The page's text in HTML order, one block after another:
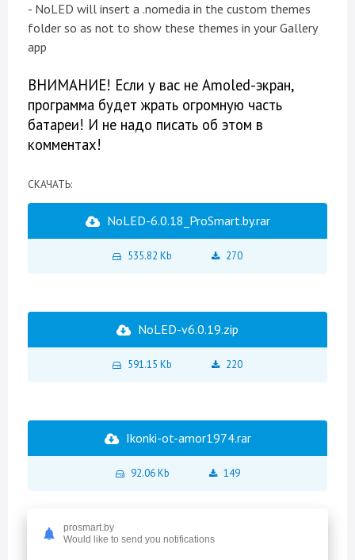
- NoLED will insert a .nomedia in the custom themes
folder so as not to show these themes in your Gallery
app
ВНИМАНИЕ! Если у вас не Amoled-экран,
программа будет жрать огромную часть
батареи! И не надо писать об этом в
комментах!
CКАЧАТЬ:
NoLED-6.0.18_ProSmart.by.rar
535.82 Kb 270
NoLED-v6.0.19.zip
591.15 Kb 220
Ikonki-ot-amor1974.rar
92.06 Kb 149
NoLED-Weather-v0.8.rar
prosmart.by
Would like to send you notifications